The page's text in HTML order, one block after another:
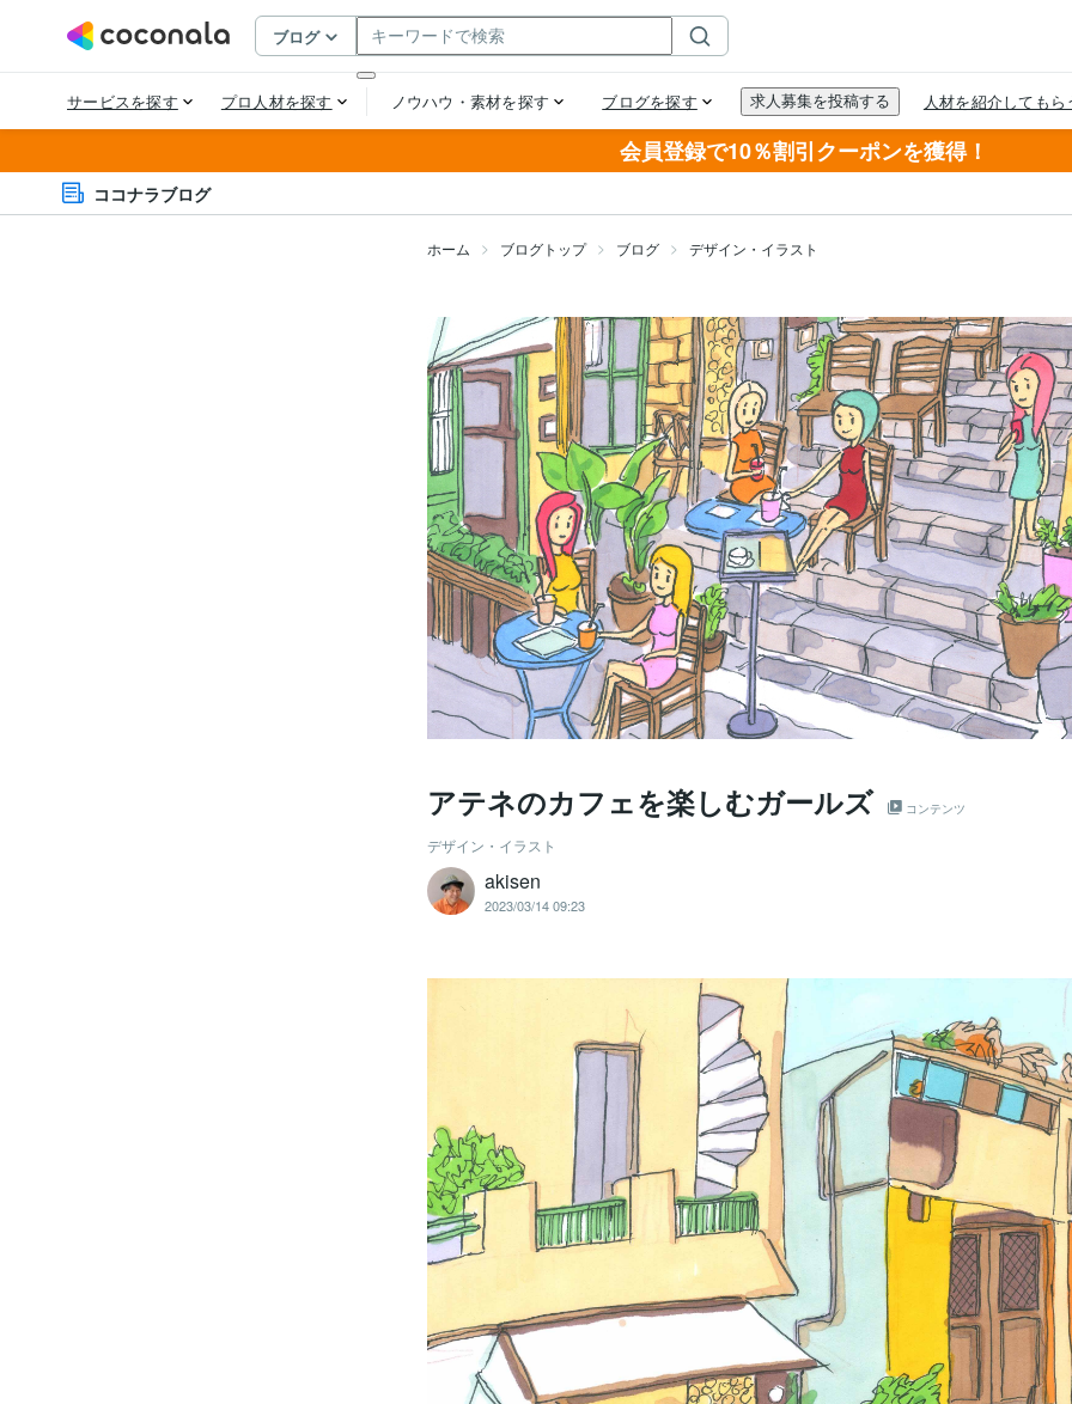
会員登録で10％割引クーポンを獲得！
ココナラブログ
ホーム ブログトップ ブログ デザイン・イラスト
アテネのカフェを楽しむガールズ コンテンツ
デザイン・イラスト
akisen
2023/03/14 09:23